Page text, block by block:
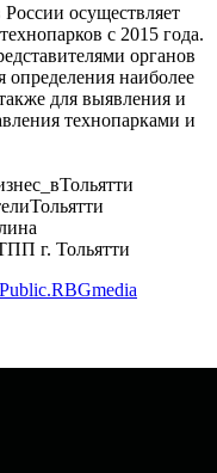
осуществляет
с 2015 года.
органов
определения наиболее
для выявления и
технопарками и
г. Тольятти
Public.RBGmedia